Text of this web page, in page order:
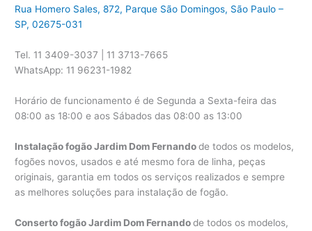
Rua Homero Sales, 872, Parque São Domingos, São Paulo –
SP, 02675-031
Tel. 11 3409-3037 | 11 3713-7665
WhatsApp: 11 96231-1982
Horário de funcionamento é de Segunda a Sexta-feira das
08:00 as 18:00 e aos Sábados das 08:00 as 13:00
Instalação fogão Jardim Dom Fernandode todos os modelos,
fogões novos, usados e até mesmo fora de linha, peças
originais, garantia em todos os serviços realizados e sempre
as melhores soluções para instalação de fogão.
Conserto fogão Jardim Dom Fernandode todos os modelos,